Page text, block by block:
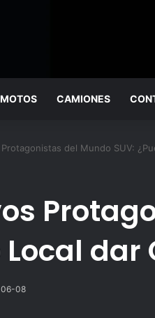
MOTOS CAMIONES
del Mundo SUV:
08